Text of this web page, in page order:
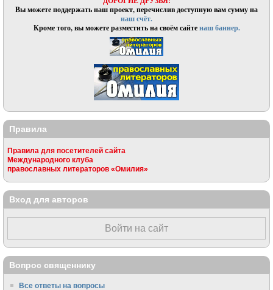
Вы можете поддержать наш проект, перечислив доступную вам сумму на
наш счёт.
Кроме того, вы можете разместить на своём сайтенаш баннер.
Правила
Правила для посетителей сайта
Международного клуба
православных литераторов «Омилия»
Вход для авторов
Войти на сайт
Вопрос священнику
Все ответы на вопросы